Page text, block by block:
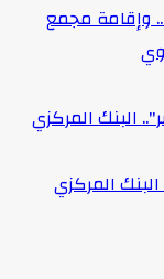
وإقامة مجمع
المركزي